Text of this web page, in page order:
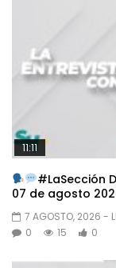
11:11
#LaSección
07 de agosto
7 AGOSTO, 2026 -
0
15 0